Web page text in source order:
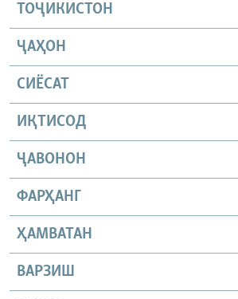
ТОҶИКИСТОН
ҶАҲОН
СИЁСАТ
ИҚТИСОД
ҶАВОНОН
ФАРҲАНГ
ҲАМВАТАН
ВАРЗИШ